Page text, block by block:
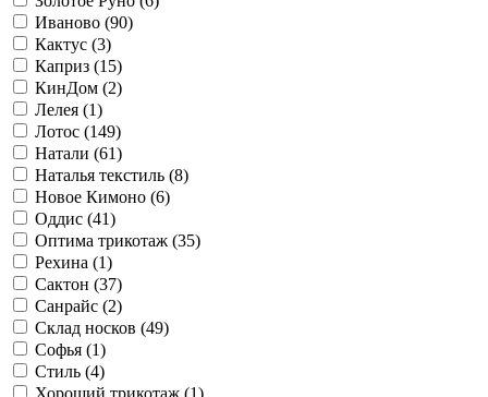
Иваново (90)
Кактус (3)
Каприз (15)
КинДом (2)
Лелея (1)
Лотос (149)
Натали (61)
Наталья текстиль (8)
Новое Кимоно (6)
Оддис (41)
Оптима трикотаж (35)
Рехина (1)
Сактон (37)
Санрайс (2)
Склад носков (49)
Софья (1)
Стиль (4)